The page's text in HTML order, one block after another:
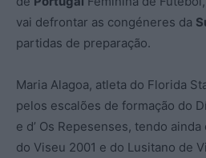
vai defrontar as congéneres da
partidas de preparação.
Maria Alagoa, atleta do Florida
pelos escalões de formação do
e d’ Os Repesenses, tendo
do Viseu 2001 e do Lusitano de